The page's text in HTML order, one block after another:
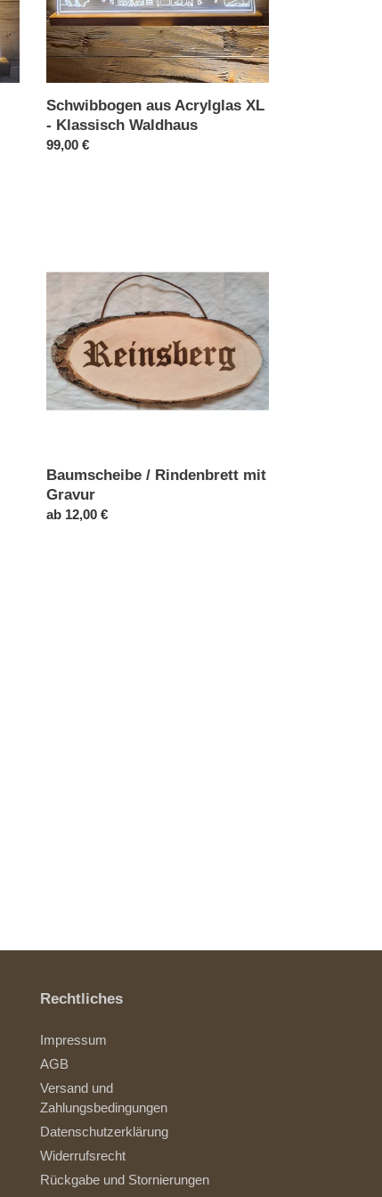
Schwibbogen aus Acrylglas XL
- Klassisch Waldhaus
Normaler
99,00 €
Rindenbrett
mit
Gravur
Baumscheibe / Rindenbrett mit
Gravur
Normaler
ab 12,00 €
Rechtliches
Impressum
AGB
Versand und
Zahlungsbedingungen
Datenschutzerklärung
Widerrufsrecht
Rückgabe und Stornierungen